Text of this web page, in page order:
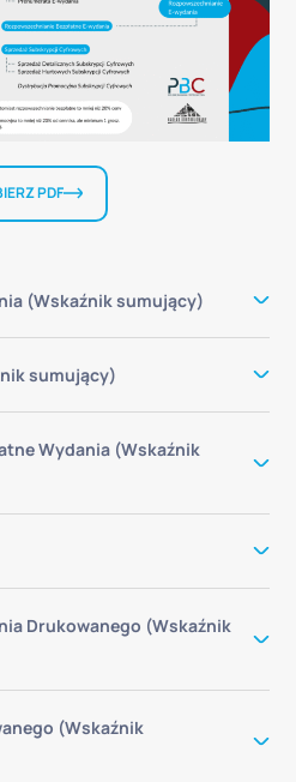
PDF
(Wskaźnik sumujący)
sumujący)
Wydania (Wskaźnik
Drukowanego (Wskaźnik
(Wskaźnik